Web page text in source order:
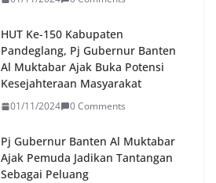
HUT Ke-150 Kabupaten
Pandeglang, Pj Gubernur Banten
Al Muktabar Ajak Buka Potensi
Kesejahteraan Masyarakat
01/11/2024 0 Comments
Pj Gubernur Banten Al Muktabar
Ajak Pemuda Jadikan Tantangan
Sebagai Peluang